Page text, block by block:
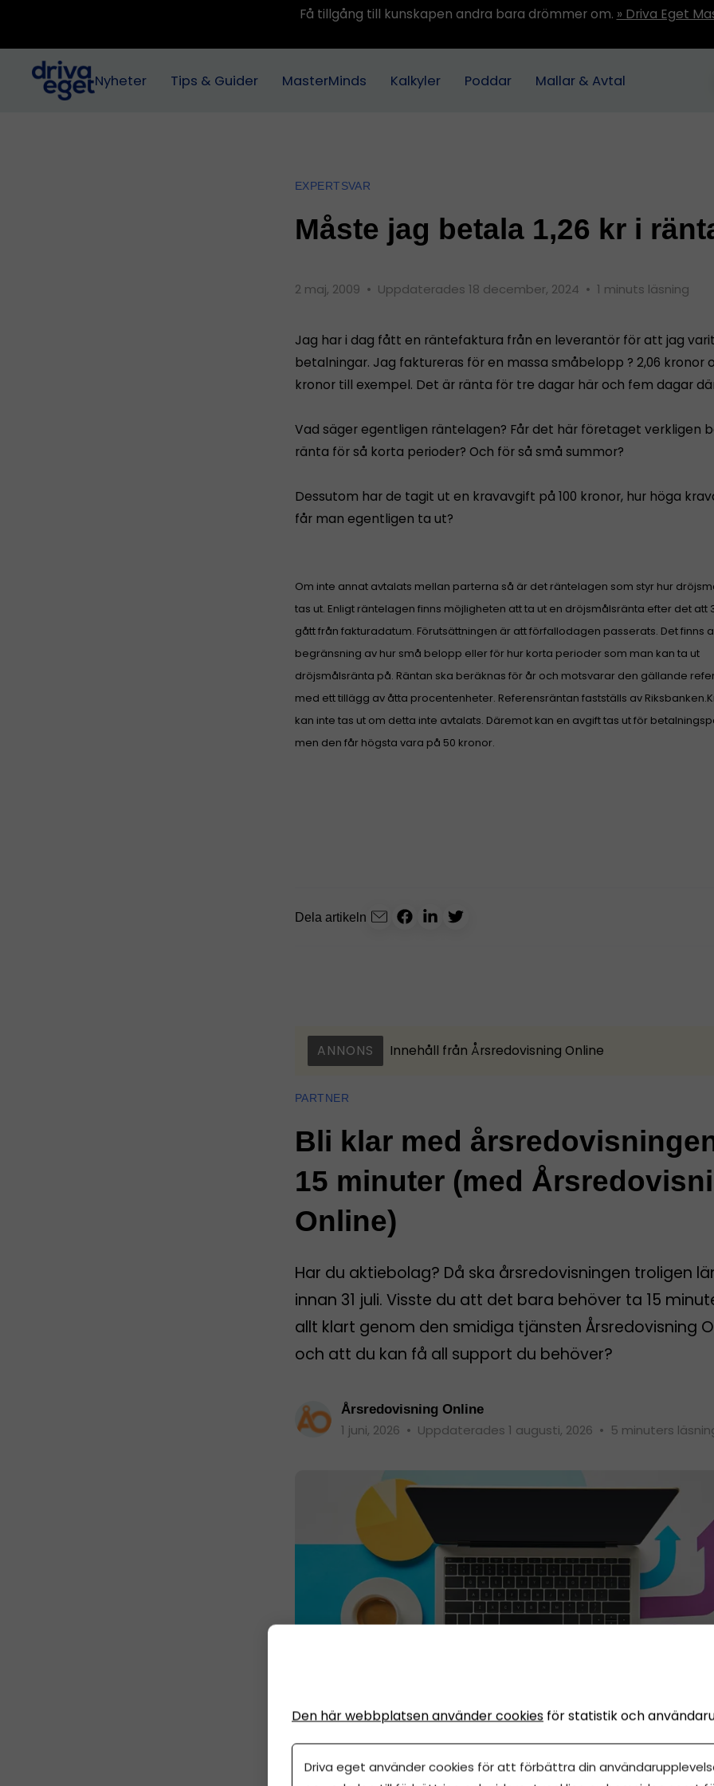
Få tillgång till kunskapen andra bara drömmer om. » Driva Eget
Nyheter Tips & Guider MasterMinds Kalkyler Poddar Mallar & Avtal
EXPERTSVAR
Måste jag betala 1,26 kr i
2 maj, 2009 • Uppdaterades 18 december, 2024 • 1 minuts läsning
Jag har i dag fått en räntefaktura från en leverantör för att jag
betalningar. Jag faktureras för en massa småbelopp ? 2,06 kronor
kronor till exempel. Det är ränta för tre dagar här och fem dagar
Vad säger egentligen räntelagen? Får det här företaget verkligen
ränta för så korta perioder? Och för så små summor?
Dessutom har de tagit ut en kravavgift på 100 kronor, hur höga
får man egentligen ta ut?
Om inte annat avtalats mellan parterna så är det räntelagen som styr hur
tas ut. Enligt räntelagen finns möjligheten att ta ut en dröjsmålsränta efter det att
gått från fakturadatum. Förutsättningen är att förfallodagen passerats. Det finns
begränsning av hur små belopp eller för hur korta perioder som man kan ta ut
dröjsmålsränta på. Räntan ska beräknas för år och motsvarar den gällande
med ett tillägg av åtta procentenheter. Referensräntan fastställs av Riksbanken.
kan inte tas ut om detta inte avtalats. Däremot kan en avgift tas ut för
men den får högsta vara på 50 kronor.
Dela artikeln
ANNONS Innehåll från Årsredovisning Online
PARTNER
Bli klar med
15 minuter (med
Online)
Har du aktiebolag? Då ska årsredovisningen troligen
innan 31 juli. Visste du att det bara behöver ta 15
allt klart genom den smidiga tjänsten Årsredovisning
och att du kan få all support du behöver?
Årsredovisning Online
1 juni, 2026 • Uppdaterades 1 augusti, 2026 • 5 minuters
Årsredovisning Online
Den här webbplatsen använder cookies för statistik och
Driva eget använder cookies för att förbättra din